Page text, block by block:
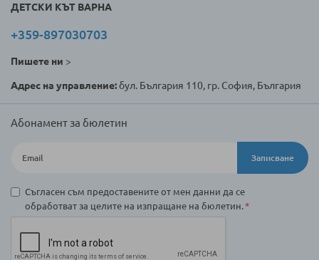
ДЕТСКИ КЪТ ВАРНА
+359-897030703
Пишете ни >
Адрес на управление:бул. България 110, гр. София, България
Абонамент за бюлетин
Записване
Съгласен съм предоставените от мен данни да се
обработват за целите на изпращане на бюлетин.